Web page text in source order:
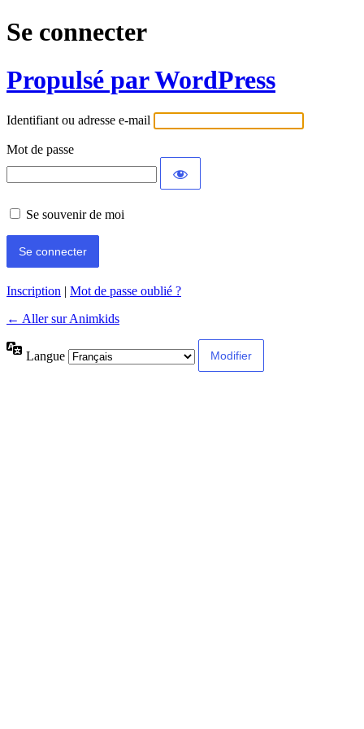
Se connecter
Propulsé par WordPress
Identifiant ou adresse e-mail
Mot de passe
Se souvenir de moi
Inscription | Mot de passe oublié ?
← Aller sur Animkids
Langue